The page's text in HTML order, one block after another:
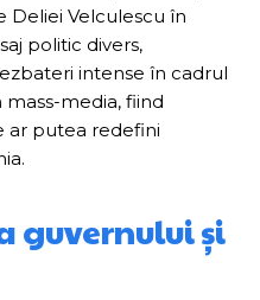
Deliei Velculescu în
politic divers,
intense în cadrul
media, fiind
ar putea redefini
guvernului și